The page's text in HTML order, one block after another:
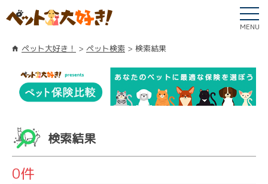
MENU
ペット大好き！ ペット検索 検索結果
検索結果
0件